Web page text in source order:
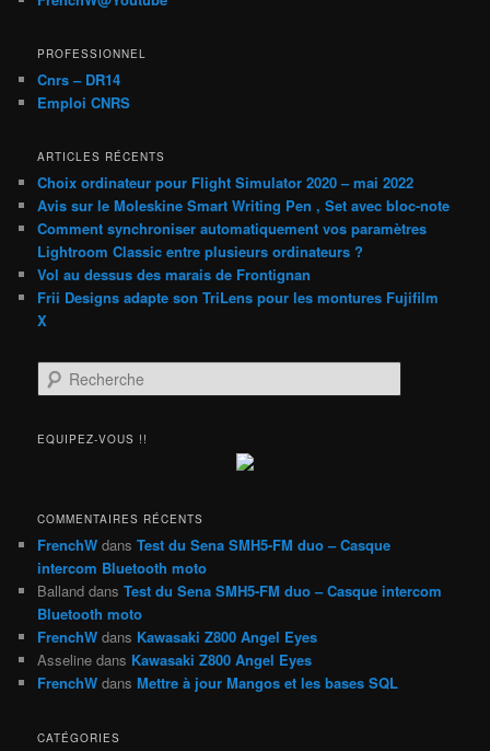
PROFESSIONNEL
Cnrs – DR14
Emploi CNRS
ARTICLES RÉCENTS
Choix ordinateur pour Flight Simulator 2020 – mai 2022
Avis sur le Moleskine Smart Writing Pen , Set avec bloc-note
Comment synchroniser automatiquement vos paramètres
Lightroom Classic entre plusieurs ordinateurs ?
Vol au dessus des marais de Frontignan
Frii Designs adapte son TriLens pour les montures Fujifilm
X
e
h
h
e
EQUIPEZ-VOUS !!
COMMENTAIRES RÉCENTS
FrenchW dansTest du Sena SMH5-FM duo – Casque
intercom Bluetooth moto
Balland dansTest du Sena SMH5-FM duo – Casque intercom
Bluetooth moto
FrenchW dans Kawasaki Z800 Angel Eyes
Asseline dans Kawasaki Z800 Angel Eyes
FrenchW dansMettre à jour Mangos et les bases SQL
CATÉGORIES